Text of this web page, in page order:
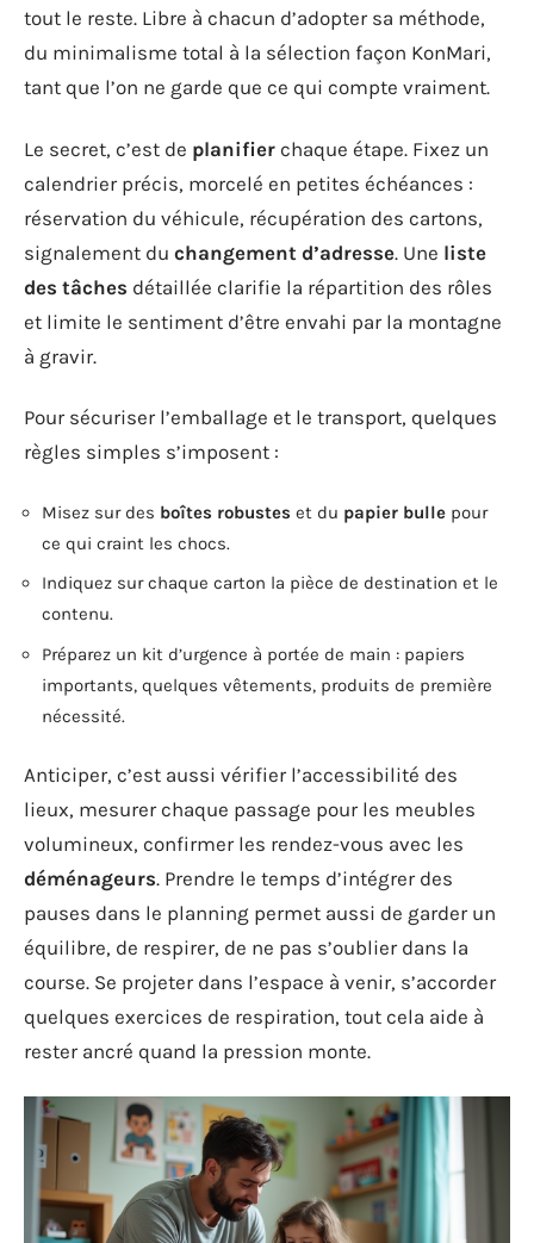
tout le reste. Libre à chacun d’adopter sa méthode,
du minimalisme total à la sélection façon KonMari,
tant que l’on ne garde que ce qui compte vraiment.
Le secret, c’est de planifier chaque étape. Fixez un
calendrier précis, morcelé en petites échéances :
réservation du véhicule, récupération des cartons,
signalement du changement d’adresse. Une liste
des tâches détaillée clarifie la répartition des rôles
et limite le sentiment d’être envahi par la montagne
à gravir.
Pour sécuriser l’emballage et le transport, quelques
règles simples s’imposent :
Misez sur des boîtes robustes et du papier bulle pour
ce qui craint les chocs.
Indiquez sur chaque carton la pièce de destination et le
contenu.
Préparez un kit d’urgence à portée de main : papiers
importants, quelques vêtements, produits de première
nécessité.
Anticiper, c’est aussi vérifier l’accessibilité des
lieux, mesurer chaque passage pour les meubles
volumineux, confirmer les rendez-vous avec les
déménageurs. Prendre le temps d’intégrer des
pauses dans le planning permet aussi de garder un
équilibre, de respirer, de ne pas s’oublier dans la
course. Se projeter dans l’espace à venir, s’accorder
quelques exercices de respiration, tout cela aide à
rester ancré quand la pression monte.